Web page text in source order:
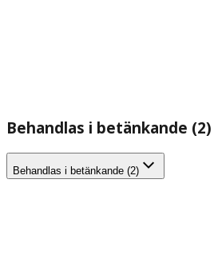
Behandlas i betänkande (2)
Behandlas i betänkande (2)